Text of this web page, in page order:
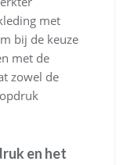
met
bij de keuze
met de
zowel de
en het